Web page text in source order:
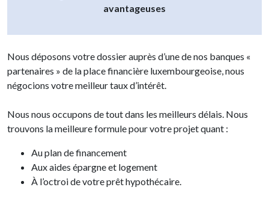
avantageuses
Nous déposons votre dossier auprès d’une de nos banques «
partenaires » de la place financière luxembourgeoise, nous
négocions votre meilleur taux d’intérêt.
Nous nous occupons de tout dans les meilleurs délais. Nous
trouvons la meilleure formule pour votre projet quant :
Au plan de financement
Aux aides épargne et logement
À l’octroi de votre prêt hypothécaire.